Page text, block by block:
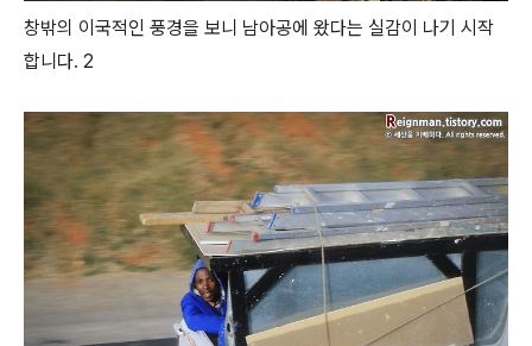
창밖의 이국적인 풍경을 보니 남아공에 왔다는 실감이 나기 시작
합니다. 2